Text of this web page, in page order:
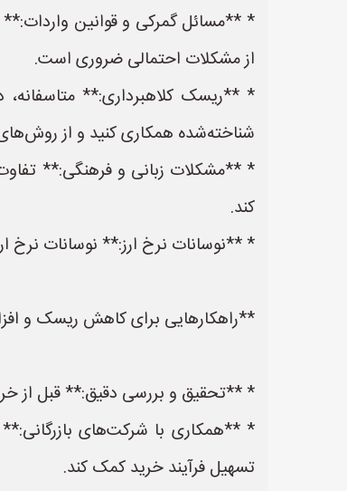
* **مسائل گمرکی و قوانین واردات:**
از مشکلات احتمالی ضروری است.
* **ریسک کلاهبرداری:**
شناخته‌شده همکاری کنید و از
* **مشکلات زبانی و فرهنگی:**
کند.
* **نوسانات نرخ ارز:** نوسانات نرخ
**راهکارهایی برای کاهش ریسک و
* **تحقیق و بررسی دقیق:** قبل از
* **همکاری با شرکت‌های
تسهیل فرآیند خرید کمک کند.